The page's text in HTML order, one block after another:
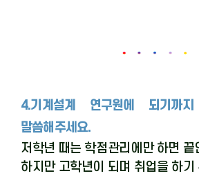
4.기계설계 연구원에 되기까
말씀해주세요.
저학년 때는 학점관리에만 하면 끝
하지만 고학년이 되며 취업을 하기